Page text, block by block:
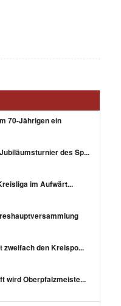
70-Jährigen ein
des Sp...
im Aufwärt...
zweifach den Kreispo...
wird Oberpfalzmeiste...